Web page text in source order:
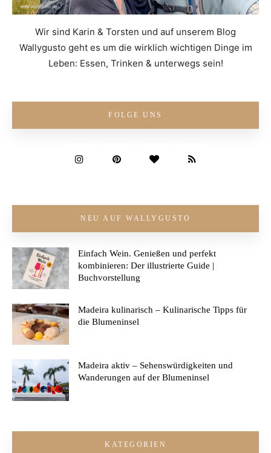
Wir sind Karin & Torsten und auf unserem Blog
Wallygusto geht es um die wirklich wichtigen Dinge im
Leben: Essen, Trinken & unterwegs sein!
FOLGE UNS
NEU AUF WALLYGUSTO
Einfach Wein. Genießen und perfekt
kombinieren: Der illustrierte Guide |
Buchvorstellung
Madeira kulinarisch – Kulinarische Tipps für
die Blumeninsel
Madeira aktiv – Sehenswürdigkeiten und
Wanderungen auf der Blumeninsel
KATEGORIEN